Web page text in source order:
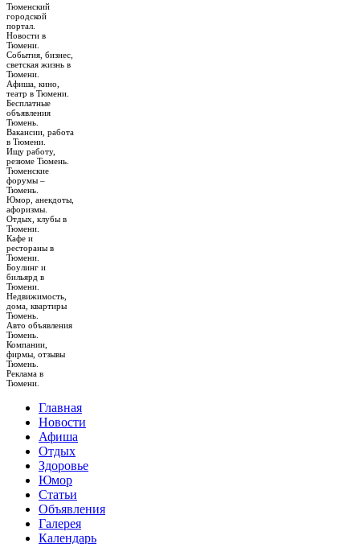
Тюменский
городской
портал.
Новости в
Тюмени.
События, бизнес,
светская жизнь в
Тюмени.
Афиша, кино,
театр в Тюмени.
Бесплатные
объявления
Тюмень.
Вакансии, работа
в Тюмени.
Ищу работу,
резюме Тюмень.
Тюменские
форумы –
Тюмень.
Юмор, анекдоты,
афоризмы.
Отдых, клубы в
Тюмени.
Кафе и
рестораны в
Тюмени.
Боулинг и
бильярд в
Тюмени.
Недвижимость,
дома, квартиры
Тюмень.
Авто объявления
Тюмень.
Компании,
фирмы, отзывы
Тюмень.
Реклама в
Тюмени.
Главная
Новости
Афиша
Отдых
Здоровье
Юмор
Статьи
Объявления
Галерея
Календарь